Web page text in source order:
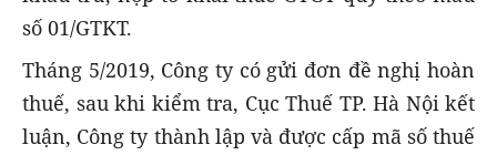
số 01/GTKT.
Tháng 5/2019, Công ty có gửi đơn đề nghị hoàn
thuế, sau khi kiểm tra, Cục Thuế TP. Hà Nội kết
luận, Công ty thành lập và được cấp mã số thuế